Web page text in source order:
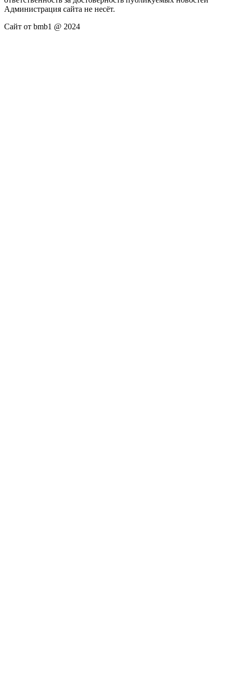
Администрация сайта не несёт.
Сайт от bmb1 @ 2024